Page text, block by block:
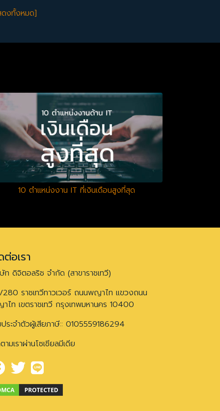
งทั้งหมด]
10 ตำแหน่งงาน IT ที่เงินเดือนสูงที่สุด
อเรา
ท ดิจิตอลริช จำกัด (สาขาราชเทวี)
280 ราชเทวีทาวเวอร์ ถนนพญาไท แขวงถนน
ไท เขตราชเทวี กรุงเทพมหานคร 10400
ประจำตัวผู้เสียภาษี:: 0105559186294
ามเราผ่านโซเชียลมีเดีย